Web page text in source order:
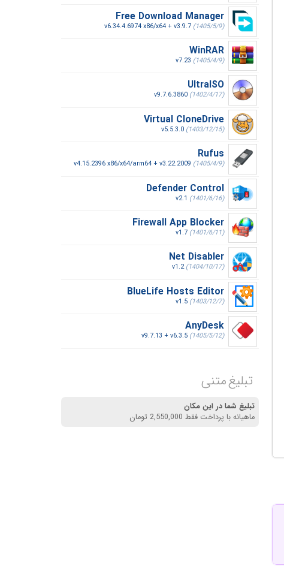
Free Download Manager
v6.34.4.6974 x86/x64 + v3.9.7 (1405/5/9)
WinRAR
v7.23 (1405/4/9)
UltraISO
v9.7.6.3860 (1402/4/17)
Virtual CloneDrive
v5.5.3.0 (1403/12/15)
Rufus
v4.15.2396 x86/x64/arm64 + v3.22.2009 (1405/4/9)
Defender Control
v2.1 (1401/6/16)
Firewall App Blocker
v1.7 (1401/6/11)
Net Disabler
v1.2(1404/10/17)
BlueLife Hosts Editor
v1.5 (1403/12/7)
AnyDesk
v9.7.13 + v6.3.5 (1405/5/12)
تبلیغ متنی
تبلیغ شما در این مکان
ماهیانه با پرداخت فقط 2,550,000 تومان